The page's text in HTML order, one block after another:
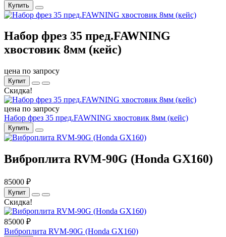
Купить
Набор фрез 35 пред.FAWNING
хвостовик 8мм (кейс)
цена по запросу
Купит
Скидка!
цена по запросу
Набор фрез 35 пред.FAWNING хвостовик 8мм (кейс)
Купить
Виброплита RVM-90G (Honda GX160)
85000 ₽
Купит
Скидка!
85000 ₽
Виброплита RVM-90G (Honda GX160)